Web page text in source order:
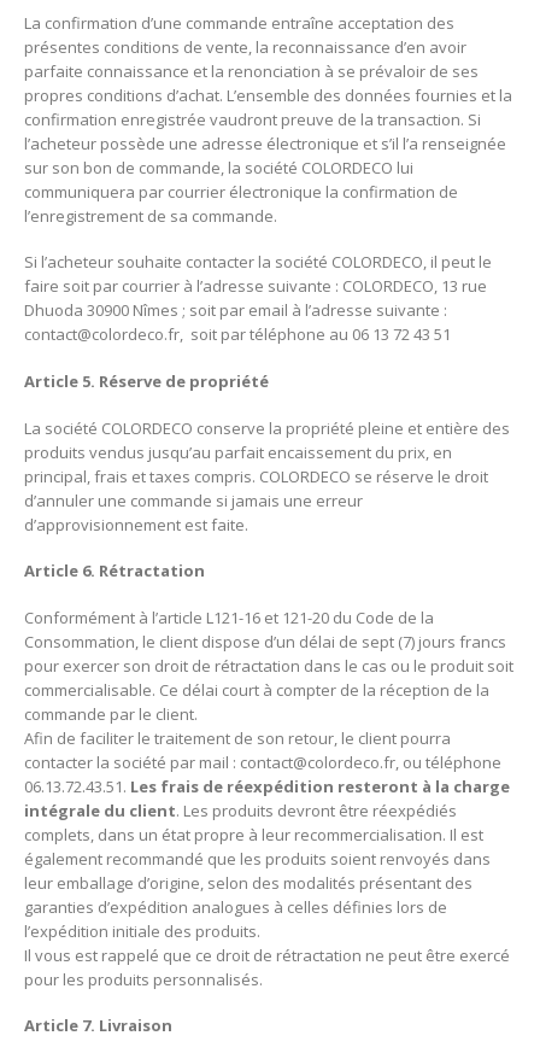
La confirmation d’une commande entraîne acceptation des
présentes conditions de vente, la reconnaissance d’en avoir
parfaite connaissance et la renonciation à se prévaloir de ses
propres conditions d’achat. L’ensemble des données fournies et la
confirmation enregistrée vaudront preuve de la transaction. Si
l’acheteur possède une adresse électronique et s’il l’a renseignée
sur son bon de commande, la société COLORDECO lui
communiquera par courrier électronique la confirmation de
l’enregistrement de sa commande.
Si l’acheteur souhaite contacter la société COLORDECO, il peut le
faire soit par courrier à l’adresse suivante : COLORDECO, 13 rue
Dhuoda 30900 Nîmes ; soit par email à l’adresse suivante :
contact@colordeco.fr, soit par téléphone au 06 13 72 43 51
Article 5. Réserve de propriété
La société COLORDECO conserve la propriété pleine et entière des
produits vendus jusqu’au parfait encaissement du prix, en
principal, frais et taxes compris. COLORDECO se réserve le droit
d’annuler une commande si jamais une erreur
d’approvisionnement est faite.
Article 6. Rétractation
Conformément à l’article L121-16 et 121-20 du Code de la
Consommation, le client dispose d’un délai de sept (7) jours francs
pour exercer son droit de rétractation dans le cas ou le produit soit
commercialisable. Ce délai court à compter de la réception de la
commande par le client.
Afin de faciliter le traitement de son retour, le client pourra
contacter la société par mail : contact@colordeco.fr, ou téléphone
06.13.72.43.51. Les frais de réexpédition resteront à la charge
intégrale du client. Les produits devront être réexpédiés
complets, dans un état propre à leur recommercialisation. Il est
également recommandé que les produits soient renvoyés dans
leur emballage d’origine, selon des modalités présentant des
garanties d’expédition analogues à celles définies lors de
l’expédition initiale des produits.
Il vous est rappelé que ce droit de rétractation ne peut être exercé
pour les produits personnalisés.
Article 7. Livraison